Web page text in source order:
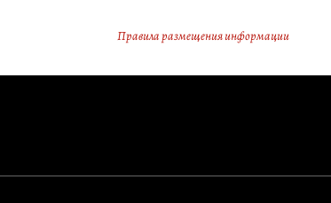
Правила размещения информации